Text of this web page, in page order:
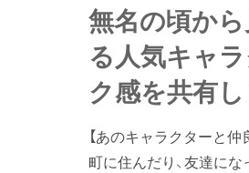
無名の頃か
る人気キャ
ク感を共有
【あのキャラクターと
町に住んだり、友達に